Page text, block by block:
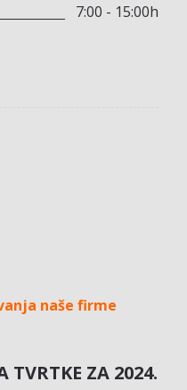
7:00 - 15:00h
naše firme
TVRTKE ZA 2024.